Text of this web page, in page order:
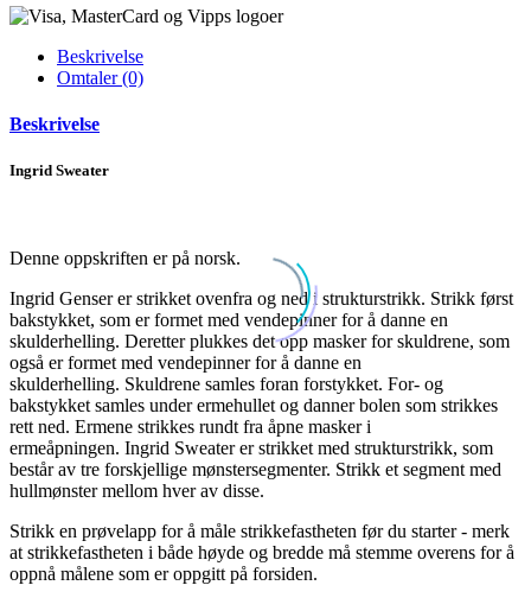
Beskrivelse
Omtaler (0)
Beskrivelse
Ingrid Sweater
Denne oppskriften er på norsk.
Ingrid Genser er strikket ovenfra og ned i strukturstrikk. Strikk først
bakstykket, som er formet med vendepinner for å danne en
skulderhelling. Deretter plukkes det opp masker for skuldrene, som
også er formet med vendepinner for å danne en
skulderhelling. Skuldrene samles foran forstykket. For- og
bakstykket samles under ermehullet og danner bolen som strikkes
rett ned. Ermene strikkes rundt fra åpne masker i
ermeåpningen. Ingrid Sweater er strikket med strukturstrikk, som
består av tre forskjellige mønstersegmenter. Strikk et segment med
hullmønster mellom hver av disse.
Strikk en prøvelapp for å måle strikkefastheten før du starter - merk
at strikkefastheten i både høyde og bredde må stemme overens for å
oppnå målene som er oppgitt på forsiden.